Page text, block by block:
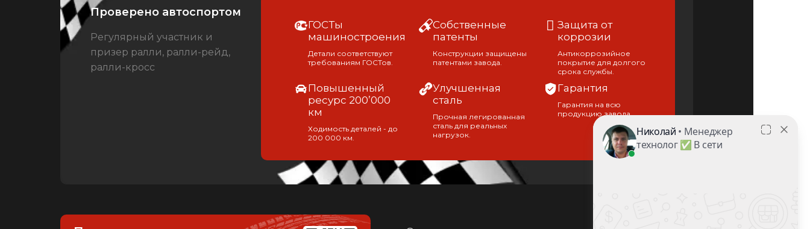
Проверено автоспортом
Регулярный участник и
призер ралли, ралли-рейд,
ралли-кросс
ГОСТы
машиностроения
Детали соответствуют
требованиям ГОСТов.
Собственные
патенты
Конструкции защищены
патентами завода.
Защита от
коррозии
Антикоррозийное
покрытие для долгого
срока службы.
Повышенный
ресурс 200’000
км
Ходимость деталей - до
200 000 км.
Улучшенная
сталь
Прочная легированная
сталь для реальных
нагрузок.
Гарантия
Гарантия на всю
продукцию завода.